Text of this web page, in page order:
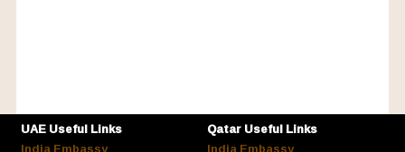
UAE Useful Links
Qatar Useful Links